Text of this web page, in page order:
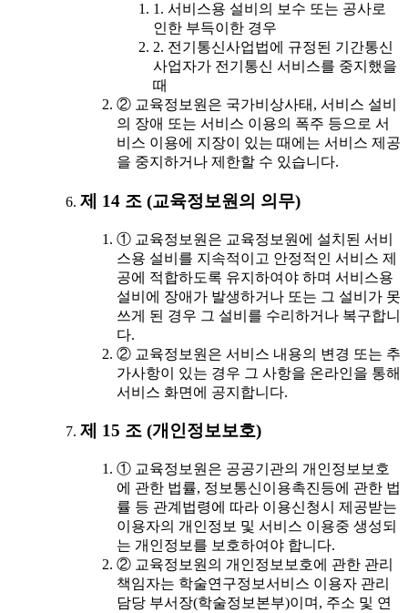
1. 서비스용 설비의 보수 또는 공사로
인한 부득이한 경우
2. 전기통신사업법에 규정된 기간통신
사업자가 전기통신 서비스를 중지했을
때
② 교육정보원은 국가비상사태, 서비스 설비
의 장애 또는 서비스 이용의 폭주 등으로 서
비스 이용에 지장이 있는 때에는 서비스 제공
을 중지하거나 제한할 수 있습니다.
제 14 조 (교육정보원의 의무)
① 교육정보원은 교육정보원에 설치된 서비
스용 설비를 지속적이고 안정적인 서비스 제
공에 적합하도록 유지하여야 하며 서비스용
설비에 장애가 발생하거나 또는 그 설비가 못
쓰게 된 경우 그 설비를 수리하거나 복구합니
다.
② 교육정보원은 서비스 내용의 변경 또는 추
가사항이 있는 경우 그 사항을 온라인을 통해
서비스 화면에 공지합니다.
제 15 조 (개인정보보호)
① 교육정보원은 공공기관의 개인정보보호
에 관한 법률, 정보통신이용촉진등에 관한 법
률 등 관계법령에 따라 이용신청시 제공받는
이용자의 개인정보 및 서비스 이용중 생성되
는 개인정보를 보호하여야 합니다.
② 교육정보원의 개인정보보호에 관한 관리
책임자는 학술연구정보서비스 이용자 관리
담당 부서장(학술정보본부)이며, 주소 및 연